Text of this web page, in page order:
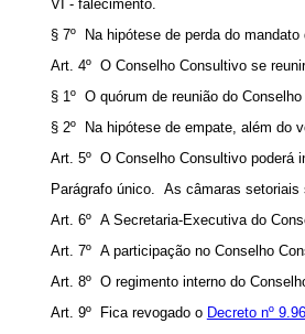
VI - falecimento.
§ 7º Na hipótese de perda do
Art. 4º O Conselho Consultivo se
§ 1º O quórum de reunião do
§ 2º Na hipótese de empate, além do
Art. 5º O Conselho Consultivo poderá
Parágrafo único. As câmaras
Art. 6º A Secretaria-Executiva do
Art. 7º A participação no Conselho
Art. 8º O regimento interno do
Art. 9º Fica revogado o Decreto nº